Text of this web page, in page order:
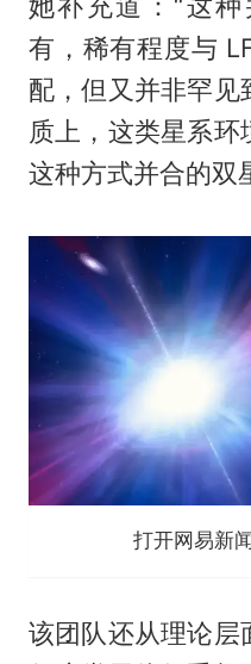
有，稀有程度与
配，但又并非罕见
质上，这类星系
这种方式并合的双
打开网易新
该团队还从理论层